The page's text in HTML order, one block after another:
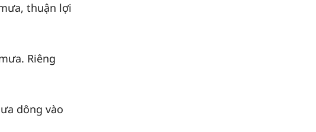
thuận lợi
Riêng
dông vào